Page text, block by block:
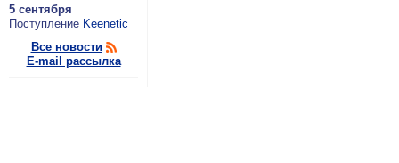
5 сентября
По­ступ­ле­ние Keenetic
Все новости
E-mail рассылка